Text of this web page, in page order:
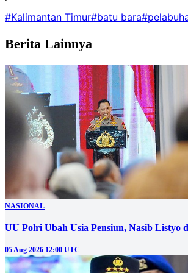
#Kalimantan Timur#batu bara
Berita Lainnya
NASIONAL
UU Polri Ubah Usia Pensiun, Nasib Listyo
05 Aug 2026 12:00 UTC